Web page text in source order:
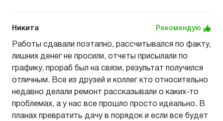
Никита Рекомендую
Работы сдавали поэтапно, рассчитывался по факту,
лишних денег не просили, отчеты присылали по
графику, прораб был на связи, результат получился
отличным. Все из друзей и коллег кто относительно
недавно делали ремонт рассказывали о каких-то
проблемах, а у нас все прошло просто идеально. В
планах превратить дачу в порядок и если все будет